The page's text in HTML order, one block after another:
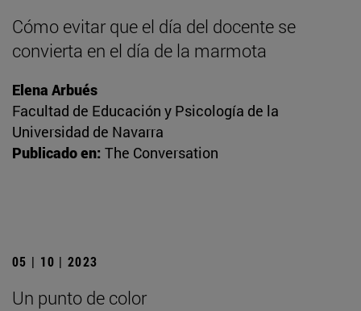
Cómo evitar que el día del docente se
convierta en el día de la marmota
Elena Arbués
Facultad de Educación y Psicología de la
Universidad de Navarra
Publicado en: The Conversation
05 | 10 | 2023
Un punto de color